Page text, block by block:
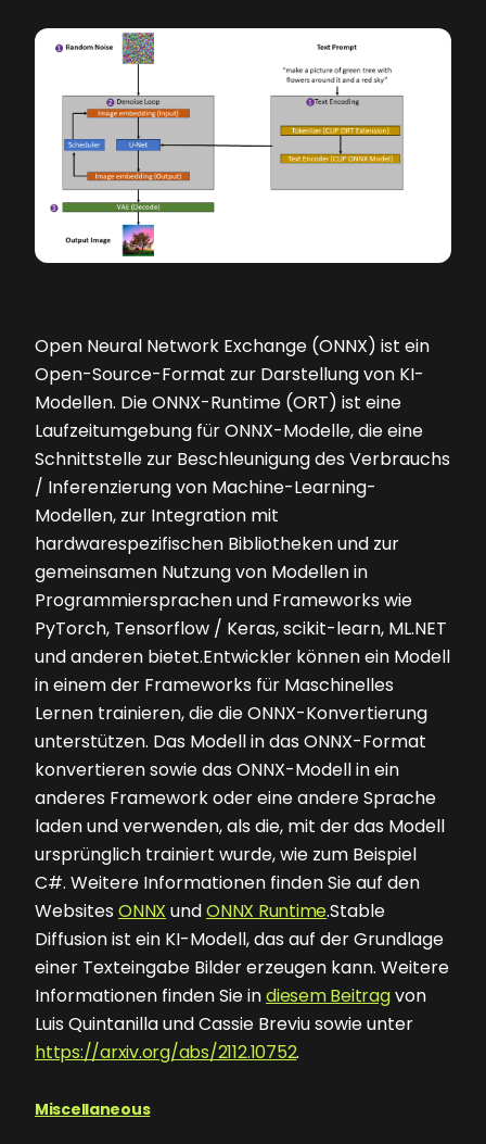
Open Neural Network Exchange (ONNX) ist ein
Open-Source-Format zur Darstellung von KI-
Modellen. Die ONNX-Runtime (ORT) ist eine
Laufzeitumgebung für ONNX-Modelle, die eine
Schnittstelle zur Beschleunigung des Verbrauchs
/ Inferenzierung von Machine-Learning-
Modellen, zur Integration mit
hardwarespezifischen Bibliotheken und zur
gemeinsamen Nutzung von Modellen in
Programmiersprachen und Frameworks wie
PyTorch, Tensorflow / Keras, scikit-learn, ML.NET
und anderen bietet.Entwickler können ein Modell
in einem der Frameworks für Maschinelles
Lernen trainieren, die die ONNX-Konvertierung
unterstützen. Das Modell in das ONNX-Format
konvertieren sowie das ONNX-Modell in ein
anderes Framework oder eine andere Sprache
laden und verwenden, als die, mit der das Modell
ursprünglich trainiert wurde, wie zum Beispiel
C#. Weitere Informationen finden Sie auf den
Websites ONNX undONNX Runtime.Stable
Diffusion ist ein KI-Modell, das auf der Grundlage
einer Texteingabe Bilder erzeugen kann. Weitere
Informationen finden Sie indiesem Beitragvon
Luis Quintanilla und Cassie Breviu sowie unter
https://arxiv.org/abs/2112.10752.
Miscellaneous